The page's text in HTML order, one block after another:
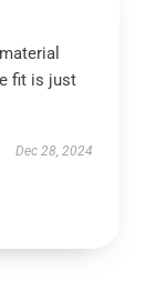
fit is just
Dec 28, 2024